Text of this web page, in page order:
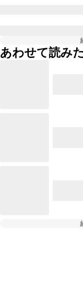
あわせて読み